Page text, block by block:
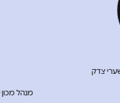
מנהל מערך